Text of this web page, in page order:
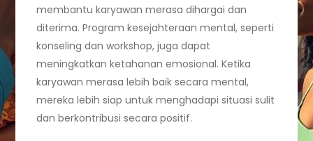
membantu karyawan merasa dihargai dan
diterima. Program kesejahteraan mental, seperti
konseling dan workshop, juga dapat
meningkatkan ketahanan emosional. Ketika
karyawan merasa lebih baik secara mental,
mereka lebih siap untuk menghadapi situasi sulit
dan berkontribusi secara positif.